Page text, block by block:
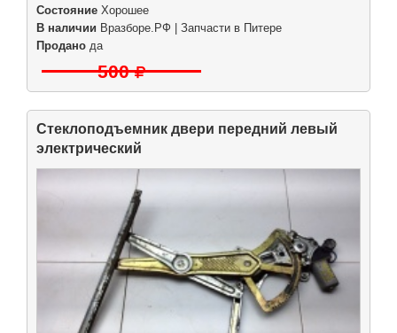
Состояние Хорошее
В наличии Вразборе.РФ | Запчасти в Питере
Продано да
500
Стеклоподъемник двери передний левый
электрический